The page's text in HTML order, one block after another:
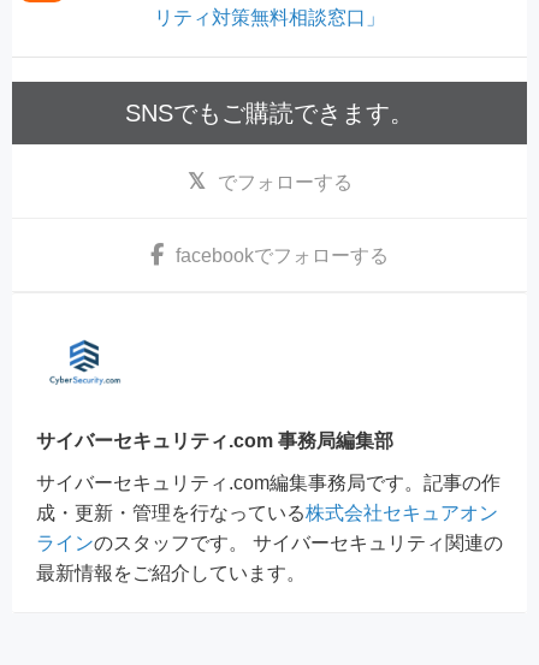
リティ対策無料相談窓口」
SNSでもご購読できます。
でフォローする
facebookでフォローする
サイバーセキュリティ.com 事務局編集部
サイバーセキュリティ.com編集事務局です。記事の作
成・更新・管理を行なっている株式会社セキュアオン
ラインのスタッフです。 サイバーセキュリティ関連の
最新情報をご紹介しています。